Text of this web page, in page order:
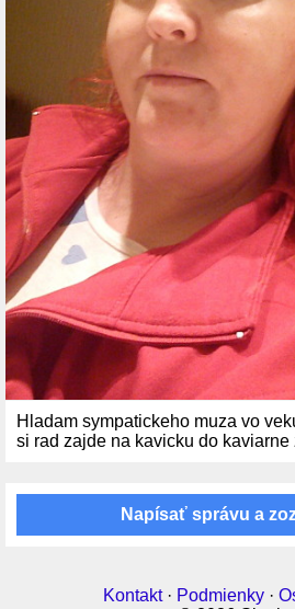
Hladam sympatickeho muza vo
si rad zajde na kavicku do kaviarne
Napísať správu a
Kontakt· Podmienky ·